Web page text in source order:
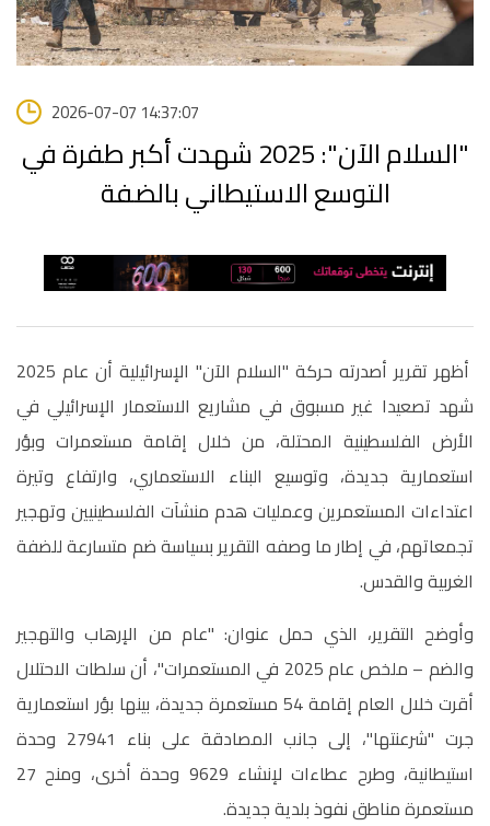
2026-07-07 14:37:07
"السلام الآن": 2025 شهدت أكبر طفرة في
التوسع الاستيطاني بالضفة
أظهر تقرير أصدرته حركة "السلام الآن" الإسرائيلية أن عام 2025
شهد تصعيدا غير مسبوق في مشاريع الاستعمار الإسرائيلي في
الأرض الفلسطينية المحتلة، من خلال إقامة مستعمرات وبؤر
استعمارية جديدة، وتوسيع البناء الاستعماري، وارتفاع وتيرة
اعتداءات المستعمرين وعمليات هدم منشآت الفلسطينيين وتهجير
تجمعاتهم، في إطار ما وصفه التقرير بسياسة ضم متسارعة للضفة
الغربية والقدس.
وأوضح التقرير، الذي حمل عنوان: "عام من الإرهاب والتهجير
والضم – ملخص عام 2025 في المستعمرات
"، أن سلطات الاحتلال
أقرت خلال العام إقامة 54 مستعمرة جديدة، بينها بؤر استعمارية
جرت "شرعنتها"، إلى جانب المصادقة على بناء 27941 وحدة
استيطانية، وطرح عطاءات لإنشاء 9629 وحدة أخرى، ومنح 27
مستعمرة مناطق نفوذ بلدية جديدة.